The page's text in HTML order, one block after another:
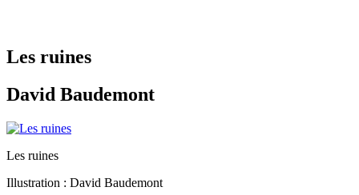
Les ruines
David Baudemont
Les ruines
Illustration : David Baudemont